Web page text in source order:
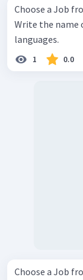
Choose a Job
Write the name of the job. This
languages.
1 0.0
Choose a Job